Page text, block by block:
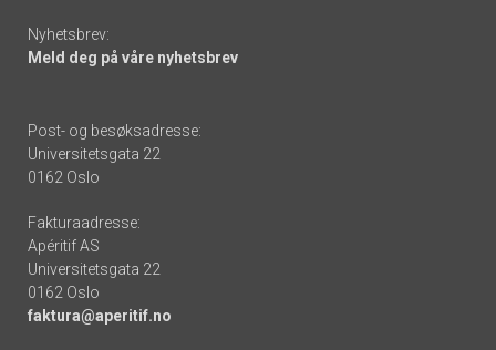
Nyhetsbrev:
Meld deg på våre nyhetsbrev
Post- og besøksadresse:
Universitetsgata 22
0162 Oslo
Fakturaadresse:
Apéritif AS
Universitetsgata 22
0162 Oslo
faktura@aperitif.no